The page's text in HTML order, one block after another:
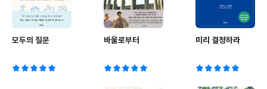
모두의 질문 바울로부터 미리 결정하라